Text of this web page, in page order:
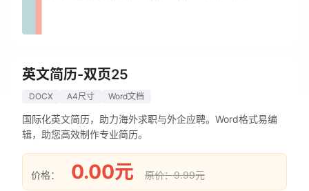
英文简历-双页25
DOCX A4尺寸 Word文档
国际化英文简历，助力海外求职与外企应聘。Word格式易编
辑，助您高效制作专业简历。
价格： 0.00元 原价：9.99元